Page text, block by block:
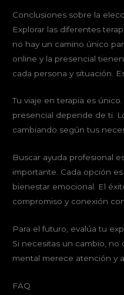
Conclusiones sobre la
Explorar las diferentes
no hay un camino único
online y la presencial
cada persona y situación.
Tu viaje en terapia es
presencial depende de ti.
cambiando según tus
Buscar ayuda profesional
importante. Cada opción
bienestar emocional. El
compromiso y conexión
Para el futuro, evalúa tu
Si necesitas un cambio, no
mental merece atención y
FAQ